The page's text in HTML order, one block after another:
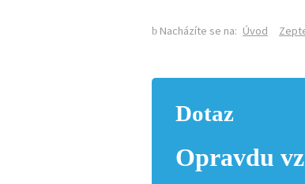
Nacházíte se na: Úvod
Dotaz
Opravdu